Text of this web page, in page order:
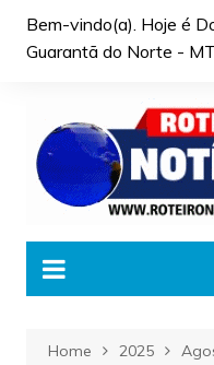
Bem-vindo(a). Hoje é
Guarantã do Norte - MT
Home 2025